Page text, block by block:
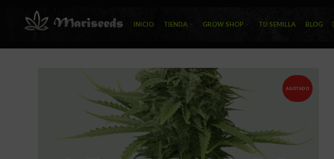
INICIO TIENDA GROW SHOP TU SEMILLA BLOG
AGOTADO